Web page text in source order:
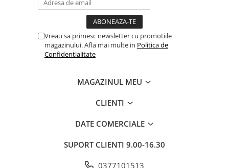
Vreau sa primesc newsletter cu promotiile
magazinului. Afla mai multe in Politica de
Confidentialitate
MAGAZINUL MEU
CLIENTI
DATE COMERCIALE
SUPORT CLIENTI 9.00-16.30
0377101513